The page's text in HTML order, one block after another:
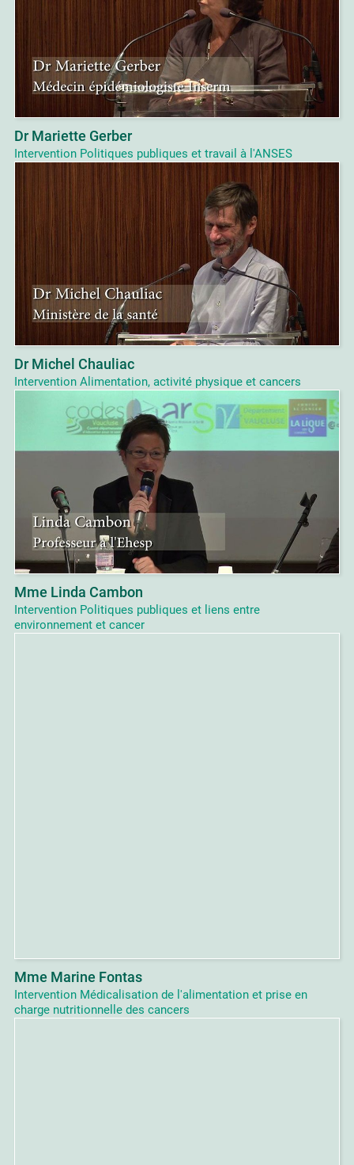
Dr Mariette Gerber
Intervention Politiques publiques et travail à l'ANSES
Dr Michel Chauliac
Intervention Alimentation, activité physique et cancers
Mme Linda Cambon
Intervention Politiques publiques et liens entre
environnement et cancer
Mme Marine Fontas
Intervention Médicalisation de l'alimentation et prise en
charge nutritionnelle des cancers